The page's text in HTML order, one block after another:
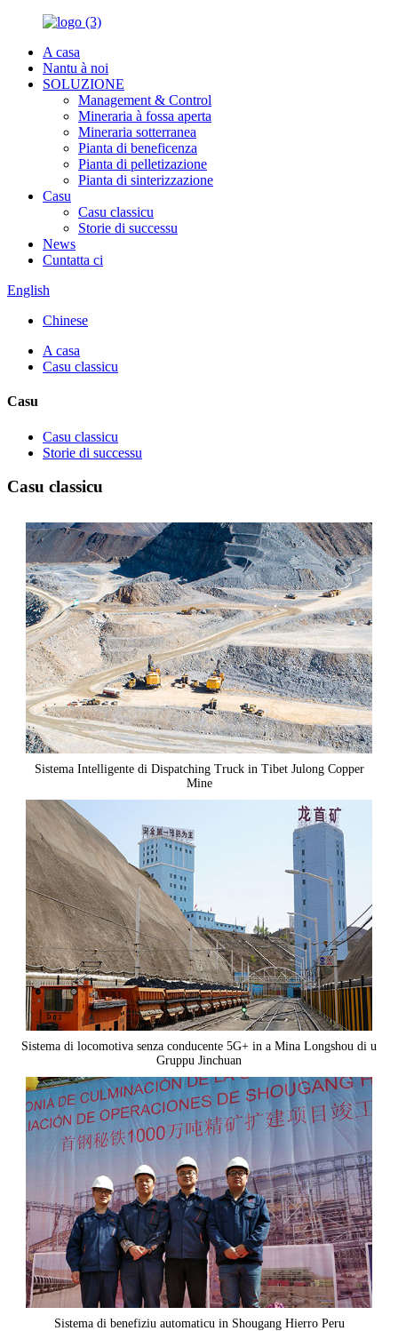
A casa
Nantu à noi
SOLUZIONE
Management & Control
Mineraria à fossa aperta
Mineraria sotterranea
Pianta di beneficenza
Pianta di pelletizazione
Pianta di sinterizzazione
Casu
Casu classicu
Storie di successu
News
Cuntatta ci
English
Chinese
A casa
Casu classicu
Casu
Casu classicu
Storie di successu
Casu classicu
Sistema Intelligente di Dispatching Truck in Tibet Julong Copper
Mine
Sistema di locomotiva senza conducente 5G+ in a Mina Longshou di u
Gruppu Jinchuan
Sistema di benefiziu automaticu in Shougang Hierro Peru